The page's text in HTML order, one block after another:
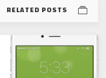
RELATED POSTS